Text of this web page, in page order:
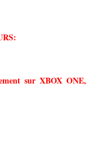
sur XBOX ONE,